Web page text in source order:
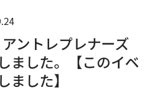
アントレプレナーズ
ました。【このイベ
ました】